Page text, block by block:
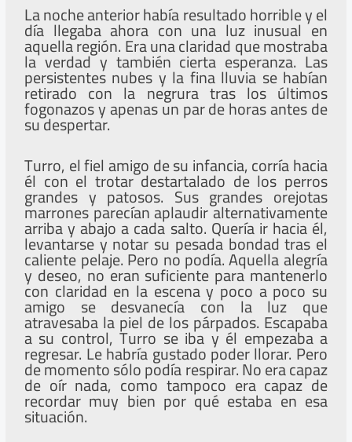
La noche anterior había resultado horrible y el
día llegaba ahora con una luz inusual en
aquella región. Era una claridad que mostraba
la verdad y también cierta esperanza. Las
persistentes nubes y la fina lluvia se habían
retirado con la negrura tras los últimos
fogonazos y apenas un par de horas antes de
su despertar.
Turro, el fiel amigo de su infancia, corría hacia
él con el trotar destartalado de los perros
grandes y patosos. Sus grandes orejotas
marrones parecían aplaudir alternativamente
arriba y abajo a cada salto. Quería ir hacia él,
levantarse y notar su pesada bondad tras el
caliente pelaje. Pero no podía. Aquella alegría
y deseo, no eran suficiente para mantenerlo
con claridad en la escena y poco a poco su
amigo se desvanecía con la luz que
atravesaba la piel de los párpados. Escapaba
a su control, Turro se iba y él empezaba a
regresar. Le habría gustado poder llorar. Pero
de momento sólo podía respirar. No era capaz
de oír nada, como tampoco era capaz de
recordar muy bien por qué estaba en esa
situación.